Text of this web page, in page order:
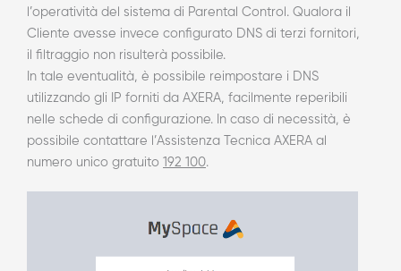
l’operatività del sistema di Parental Control. Qualora il
Cliente avesse invece configurato DNS di terzi fornitori,
il filtraggio non risulterà possibile.
In tale eventualità, è possibile reimpostare i DNS
utilizzando gli IP forniti da AXERA, facilmente reperibili
nelle schede di configurazione. In caso di necessità, è
possibile contattare l’Assistenza Tecnica AXERA al
numero unico gratuito
192 100.